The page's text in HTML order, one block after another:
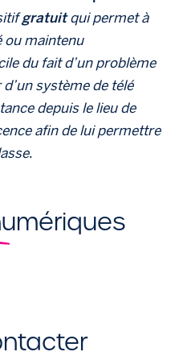
gratuitqui permet à
ou maintenu
du fait d’un problème
système de télé
depuis le lieu de
afin de lui permettre
.